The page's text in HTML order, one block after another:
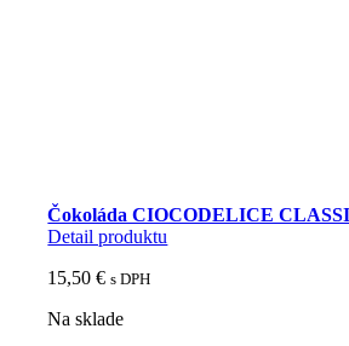
Čokoláda CIOCODELICE
Detail produktu
15,50€ s DPH
Na sklade